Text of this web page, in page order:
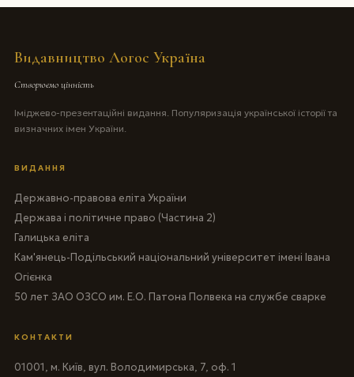
Видавництво Логос Україна
Створюємо цінність
Іміджево-презентаційні видання. Популяризація української історії та
визначних імен України.
ВИДАННЯ
Державно-правова еліта України
Держава і політичне право (Частина 2)
Галицька еліта
Кам'янець-Подільський національний університет імені Івана
Огієнка
50 лет ЗАО ОЗСО им. Е.О. Патона Полвека на службе сварке
КОНТАКТИ
01001, м. Київ, вул. Володимирська, 7, оф. 1